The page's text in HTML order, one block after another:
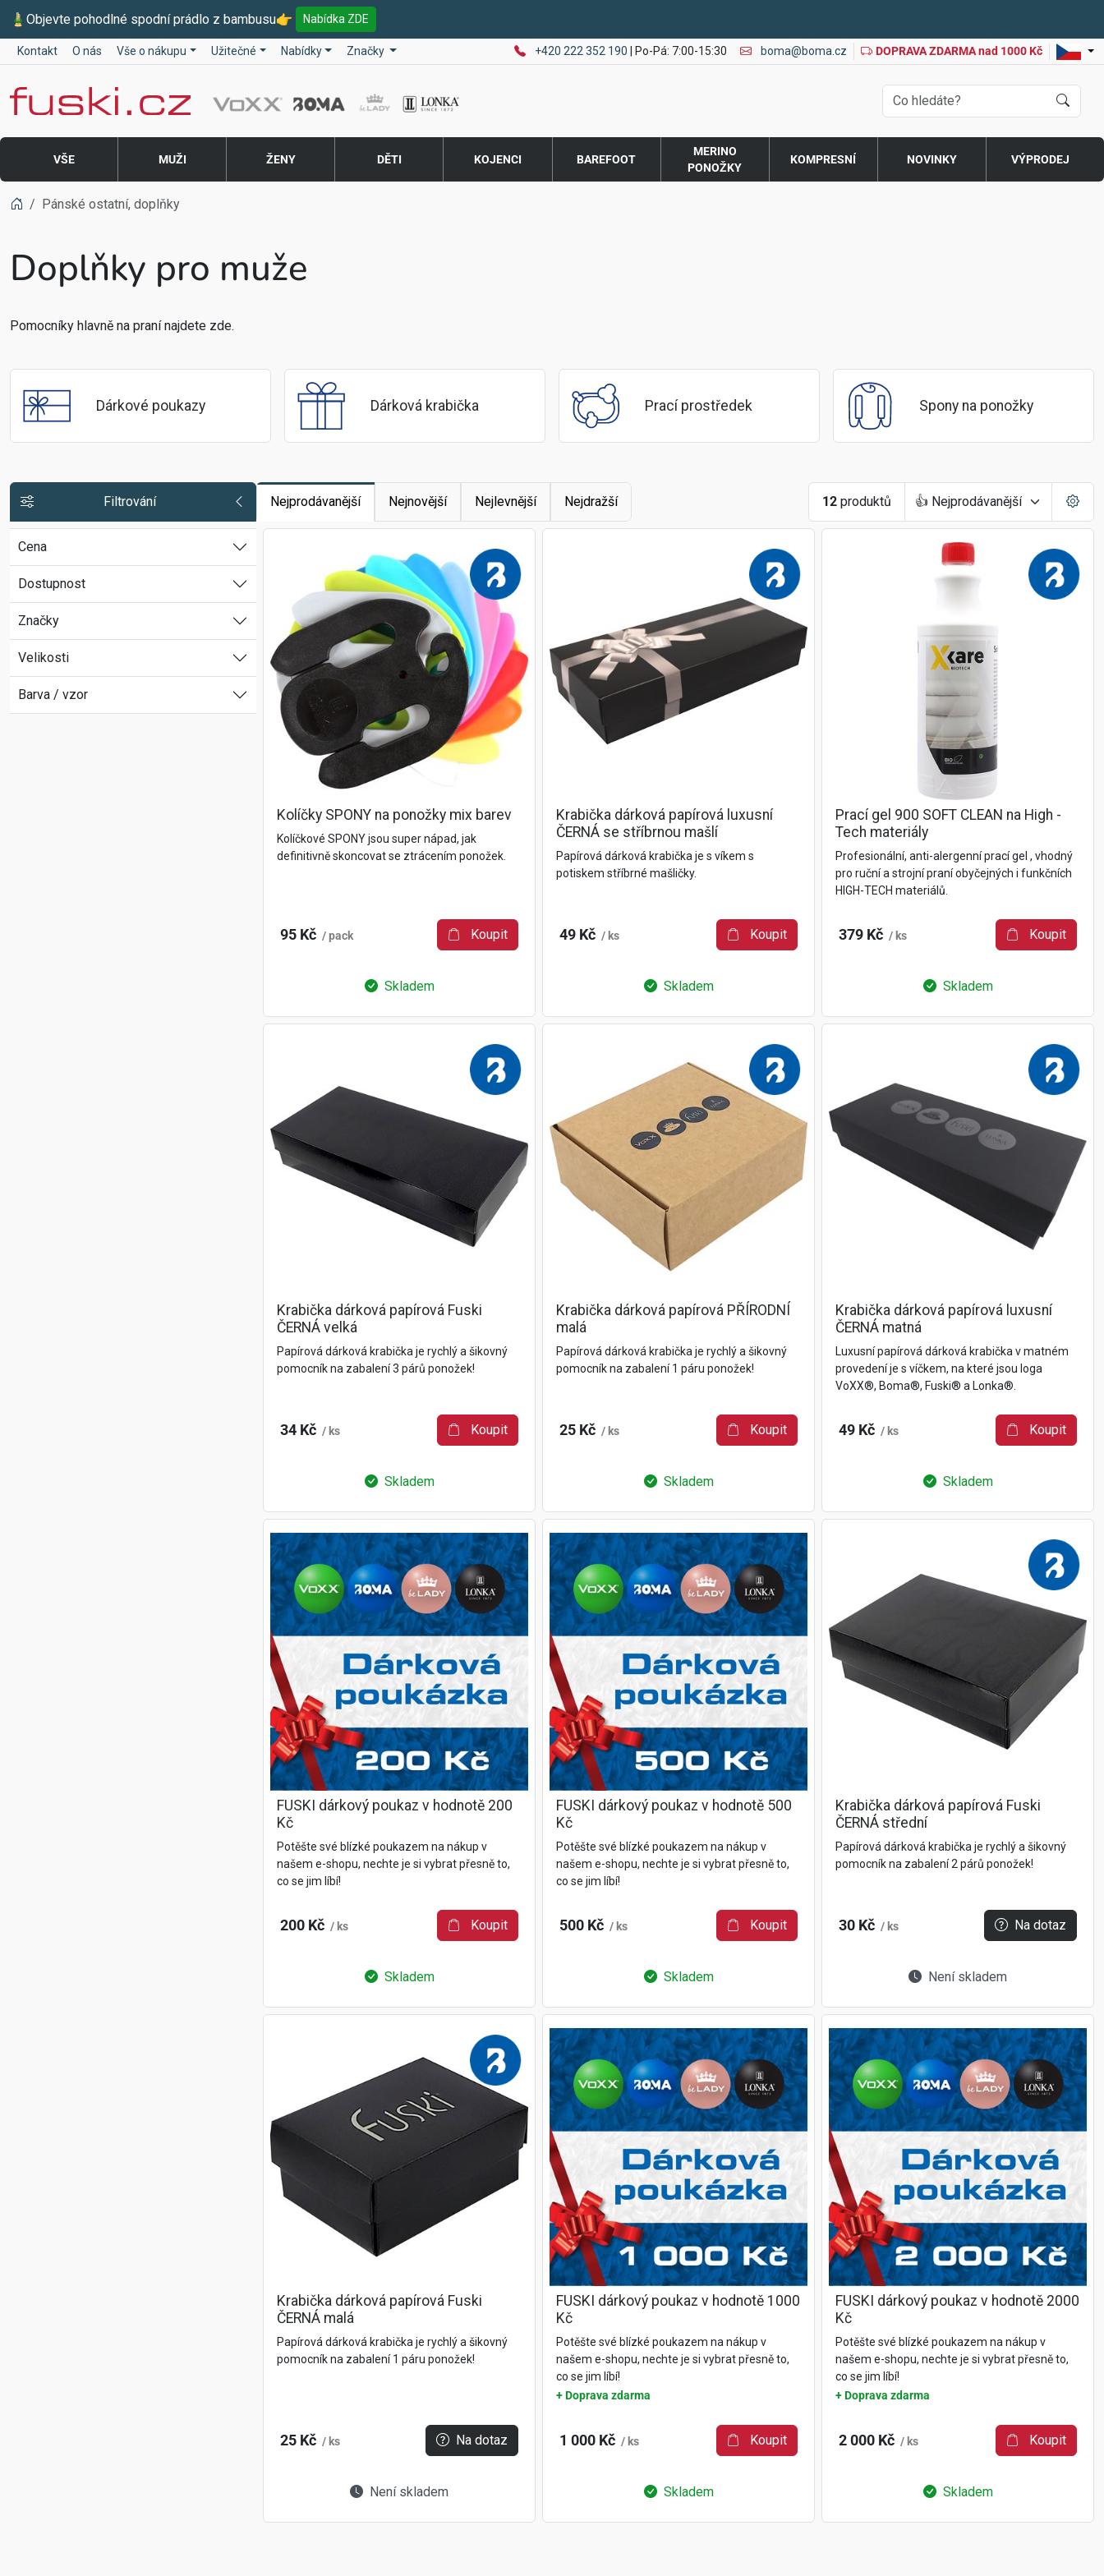
🎍 Objevte pohodlné spodní prádlo z bambusu👉 Nabídka ZDE
Kontakt O nás Vše o nákupu Užitečné Nabídky Značky +420 222 352 190 | Po-Pá: 7:00-15:30 boma@boma.cz DOPRAVA ZDARMA nad 1000 Kč
Fuski BOMA
VŠE MUŽI ŽENY DĚTI KOJENCI BAREFOOT
MERINO
PONOŽKY
KOMPRESNÍ NOVINKY VÝPRODEJ
Pánské ostatní, doplňky
Doplňky pro muže
Pomocníky hlavně na praní najdete zde.
Dárkové poukazy Dárková krabička Prací prostředek Spony na ponožky
Filtrování Nejprodávanější Nejnovější Nejlevnější Nejdražší 12 produktů
Cena
Dostupnost
Značky
Velikosti
Barva / vzor
Kolíčky SPONY na ponožky mix barev
Kolíčkové SPONY jsou super nápad, jak
definitivně skoncovat se ztrácením ponožek.
95 Kč / pack Koupit
Skladem
Krabička dárková papírová luxusní
ČERNÁ se stříbrnou mašlí
Papírová dárková krabička je s víkem s
potiskem stříbrné mašličky.
49 Kč / ks Koupit
Skladem
Prací gel 900 SOFT CLEAN na High -
Tech materiály
Profesionální, anti-alergenní prací gel , vhodný
pro ruční a strojní praní obyčejných i funkčních
HIGH-TECH materiálů.
379 Kč / ks Koupit
Skladem
Krabička dárková papírová Fuski
ČERNÁ velká
Papírová dárková krabička je rychlý a šikovný
pomocník na zabalení 3 párů ponožek!
34 Kč / ks Koupit
Skladem
Krabička dárková papírová PŘÍRODNÍ
malá
Papírová dárková krabička je rychlý a šikovný
pomocník na zabalení 1 páru ponožek!
25 Kč / ks Koupit
Skladem
Krabička dárková papírová luxusní
ČERNÁ matná
Luxusní papírová dárková krabička v matném
provedení je s víčkem, na které jsou loga
VoXX®, Boma®, Fuski® a Lonka®.
49 Kč / ks Koupit
Skladem
FUSKI dárkový poukaz v hodnotě 200
Kč
Potěšte své blízké poukazem na nákup v
našem e-shopu, nechte je si vybrat přesně to,
co se jim líbí!
200 Kč / ks Koupit
Skladem
FUSKI dárkový poukaz v hodnotě 500
Kč
Potěšte své blízké poukazem na nákup v
našem e-shopu, nechte je si vybrat přesně to,
co se jim líbí!
500 Kč / ks Koupit
Skladem
Krabička dárková papírová Fuski
ČERNÁ střední
Papírová dárková krabička je rychlý a šikovný
pomocník na zabalení 2 párů ponožek!
30 Kč / ks Na dotaz
Není skladem
Krabička dárková papírová Fuski
ČERNÁ malá
Papírová dárková krabička je rychlý a šikovný
pomocník na zabalení 1 páru ponožek!
25 Kč / ks Na dotaz
Není skladem
FUSKI dárkový poukaz v hodnotě 1000
Kč
Potěšte své blízké poukazem na nákup v
našem e-shopu, nechte je si vybrat přesně to,
co se jim líbí!
+ Doprava zdarma
1 000 Kč / ks Koupit
Skladem
FUSKI dárkový poukaz v hodnotě 2000
Kč
Potěšte své blízké poukazem na nákup v
našem e-shopu, nechte je si vybrat přesně to,
co se jim líbí!
+ Doprava zdarma
2 000 Kč / ks Koupit
Skladem